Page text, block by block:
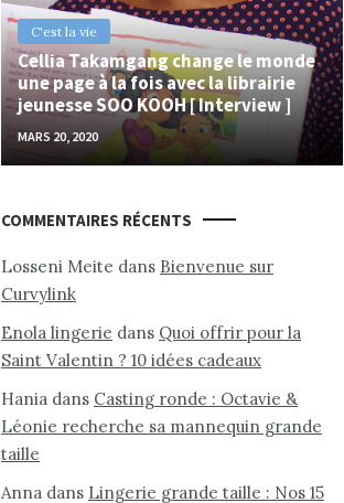
C'est la vie
Cellia Takamgang change le monde
une page à la fois avec la librairie
jeunesse SOO KOOH [ Interview ]
MARS 20, 2020
COMMENTAIRES RÉCENTS
Losseni Meite dans Bienvenue sur
Curvylink
Enola lingerie dans Quoi offrir pour la
Saint Valentin ? 10 idées cadeaux
Hania dans Casting ronde : Octavie &
Léonie recherche sa mannequin grande
taille
Anna dans Lingerie grande taille : Nos 15